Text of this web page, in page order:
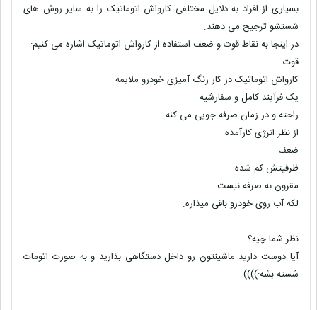
بسیاری از افراد به دلایل مختلفی کارواش اتوماتیک را به سایر روش های
شستشو ترجیح می دهند.
در اینجا به نقاط قوت و ضعف استفاده از کارواش اتوماتیک اشاره می کنیم:
قوت
کارواش اتوماتیک در کار رنگ آمیزی خودرو ملایمه
یک فرآیند کامل و سفارشیه
راحته و در زمان صرفه جویی می کنه
از نظر انرژی کارآمده
ضعف
ظرفیتش کم شده
مقرون به صرفه نیست
لکه آب روی خودرو باقی میذاره.
نظر شما چیه؟
آیا دوست دارید ماشینتون رو داخل دستگاهی بذارید و به صورت اتومات
شسته بشه:))))